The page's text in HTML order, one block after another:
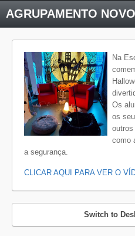
AGRUPAMENTO NOVO
Na
Os
os
como
a segurança.
CLICAR AQUI PARA VER O
Switch to